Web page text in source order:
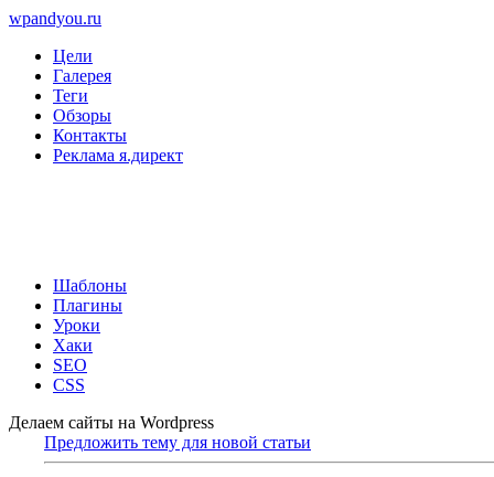
wpandyou.ru
Цели
Галерея
Теги
Обзоры
Контакты
Реклама я.директ
Шаблоны
Плагины
Уроки
Хаки
SEO
CSS
Делаем сайты на Wordpress
Предложить тему для новой статьи